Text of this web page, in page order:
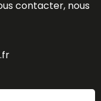
contacter, nous